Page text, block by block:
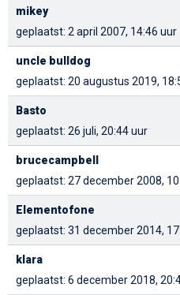
mikey
geplaatst: 2 april 2007, 14:46 uur
uncle bulldog
geplaatst: 20 augustus 2019,
Basto
geplaatst: 26 juli, 20:44 uur
brucecampbell
geplaatst: 27 december 2008,
Elementofone
geplaatst: 31 december 2014,
klara
geplaatst: 6 december 2018,